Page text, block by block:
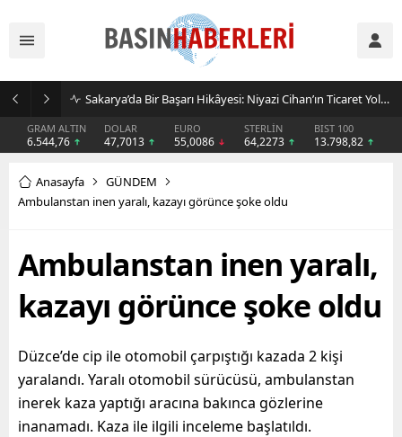
İşletmeler Neden Kiralama Modeline Yöneliyor? AVEGA’dan Esnek Temizlik Çözümü
GRAM ALTIN
6.544,76
DOLAR
47,7013
EURO
55,0086
STERLİN
64,2273
BIST 100
13.798,82
Anasayfa
GÜNDEM
Ambulanstan inen yaralı, kazayı görünce şoke oldu
Ambulanstan inen yaralı,
kazayı görünce şoke oldu
Düzce’de cip ile otomobil çarpıştığı kazada 2 kişi
yaralandı. Yaralı otomobil sürücüsü, ambulanstan
inerek kaza yaptığı aracına bakınca gözlerine
inanamadı. Kaza ile ilgili inceleme başlatıldı.